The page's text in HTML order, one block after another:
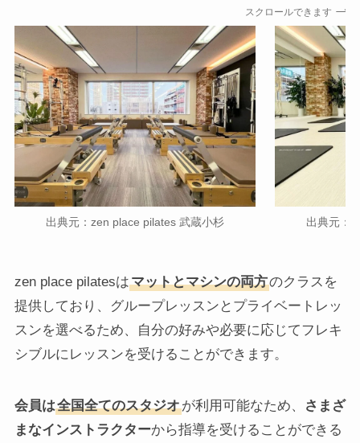
スクロールできます
出典元：zen place pilates 武蔵小杉 出典元：
zen place pilatesはマットとマシンの両方のクラスを
提供しており、グループレッスンとプライベートレッ
スンを選べるため、自分の好みや必要に応じてフレキ
シブルにレッスンを受けることができます。
会員は全国全てのスタジオが利用可能なため、
さまざ
まなインストラクターから指導を受けることができる